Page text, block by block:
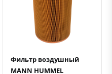
Быстрый просмотрДобавить к сравнению
Добавить в избранное
Фильтр воздушный
MANN HUMMEL